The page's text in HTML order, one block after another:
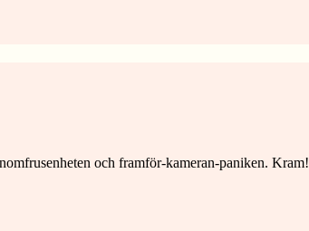
och framför-kameran-paniken. Kram!